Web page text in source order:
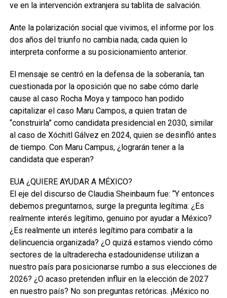
ve en la intervención extranjera su tablita de salvación.
Ante la polarización social que vivimos, el informe por los
dos años del triunfo no cambia nada; cada quien lo
interpreta conforme a su posicionamiento anterior.
El mensaje se centró en la defensa de la soberanía, tan
cuestionada por la oposición que no sabe cómo darle
cause al caso Rocha Moya y tampoco han podido
capitalizar el caso Maru Campos, a quien tratan de
“construirla” como candidata presidencial en 2030, similar
al caso de Xóchitl Gálvez en 2024, quien se desinfló antes
de tiempo. Con Maru Campus, ¿lograrán tener a la
candidata que esperan?
EUA ¿QUIERE AYUDAR A MÉXICO?
El eje del discurso de Claudia Sheinbaum fue: “Y entonces
debemos preguntarnos, surge la pregunta legítima: ¿Es
realmente interés legítimo, genuino por ayudar a México?
¿Es realmente un interés legítimo para combatir a la
delincuencia organizada? ¿O quizá estamos viendo cómo
sectores de la ultraderecha estadounidense utilizan a
nuestro país para posicionarse rumbo a sus elecciones de
2026? ¿O acaso pretenden influir en la elección de 2027
en nuestro país? No son preguntas retóricas. ¡México no